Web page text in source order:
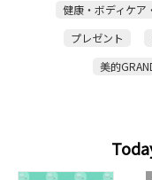
健康・ボディケア
プレゼント
美的